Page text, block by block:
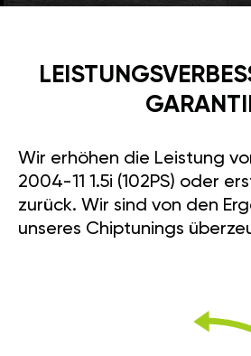
Wir erhöhen die Leistung
2004-11 1.5i (102PS) oder
zurück. Wir sind von den
unseres Chiptunings